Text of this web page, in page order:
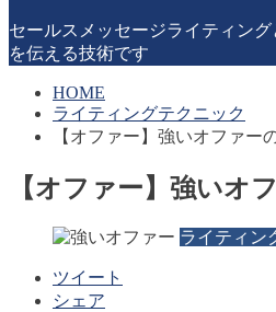
セールスメッセージライティン
を伝える技術です
HOME
ライティングテクニック
【オファー】強いオファー
【オファー】強いオ
ライティン
ツイート
シェア